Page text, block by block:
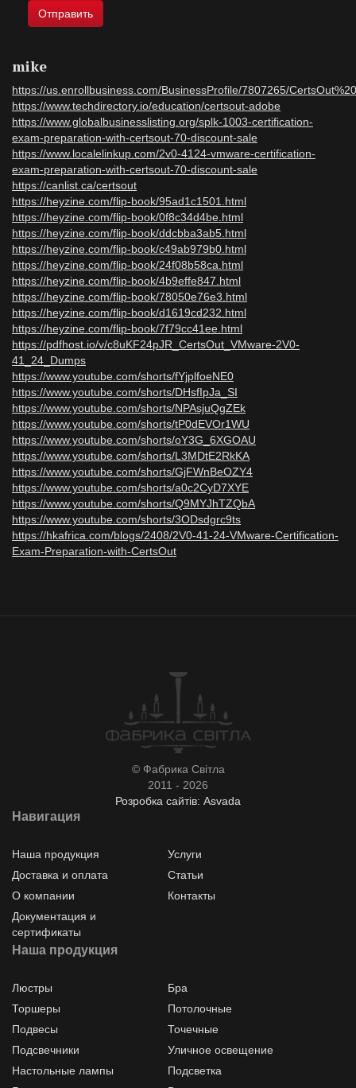
mike
https://us.enrollbusiness.com/BusinessProfile/7807265/
https://www.techdirectory.io/education/certsout-adobe
https://www.globalbusinesslisting.org/splk-1003-certification-
exam-preparation-with-certsout-70-discount-sale
https://www.localelinkup.com/2v0-4124-vmware-certification-
exam-preparation-with-certsout-70-discount-sale
https://canlist.ca/certsout
https://heyzine.com/flip-book/95ad1c1501.html
https://heyzine.com/flip-book/0f8c34d4be.html
https://heyzine.com/flip-book/ddcbba3ab5.html
https://heyzine.com/flip-book/c49ab979b0.html
https://heyzine.com/flip-book/24f08b58ca.html
https://heyzine.com/flip-book/4b9effe847.html
https://heyzine.com/flip-book/78050e76e3.html
https://heyzine.com/flip-book/d1619cd232.html
https://heyzine.com/flip-book/7f79cc41ee.html
https://pdfhost.io/v/c8uKF24pJR_CertsOut_VMware-2V0-
41_24_Dumps
https://www.youtube.com/shorts/fYjplfoeNE0
https://www.youtube.com/shorts/DHsfIpJa_SI
https://www.youtube.com/shorts/NPAsjuQgZEk
https://www.youtube.com/shorts/tP0dEVOr1WU
https://www.youtube.com/shorts/oY3G_6XGOAU
https://www.youtube.com/shorts/L3MDtE2RkKA
https://www.youtube.com/shorts/GjFWnBeOZY4
https://www.youtube.com/shorts/a0c2CyD7XYE
https://www.youtube.com/shorts/Q9MYJhTZQbA
https://www.youtube.com/shorts/3ODsdgrc9ts
https://hkafrica.com/blogs/2408/2V0-41-24-VMware-Certification-
Exam-Preparation-with-CertsOut
© Фабрика Світла
2011 - 2026
Розробка сайтів: Asvada
Навигация
Наша продукция
Услуги
Доставка и оплата
Статьи
О компании
Контакты
Документация и
сертификаты
Наша продукция
Люстры
Бра
Торшеры
Потолочные
Подвесы
Точечные
Подсвечники
Уличное освещение
Настольные лампы
Подсветка